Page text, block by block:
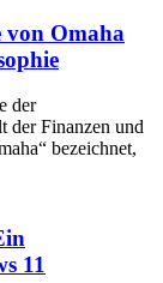
von Omaha
der
der Finanzen und
bezeichnet,
11